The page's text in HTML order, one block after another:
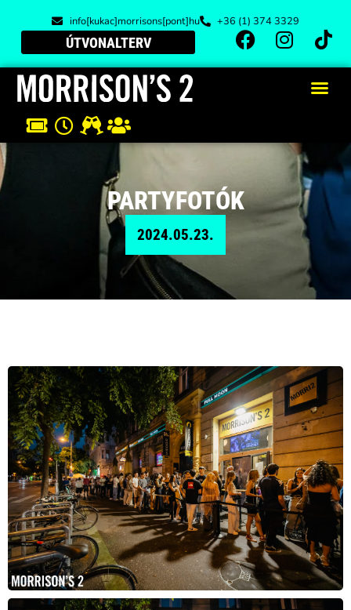
info[kukac]morrisons[pont]hu +36 (1) 374 3329
ÚTVONALTERV
PARTYFOTÓK
2024.05.23.